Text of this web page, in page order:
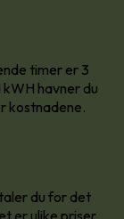
timer er 3
kWH havner du
kostnadene.
du for det
er ulike priser